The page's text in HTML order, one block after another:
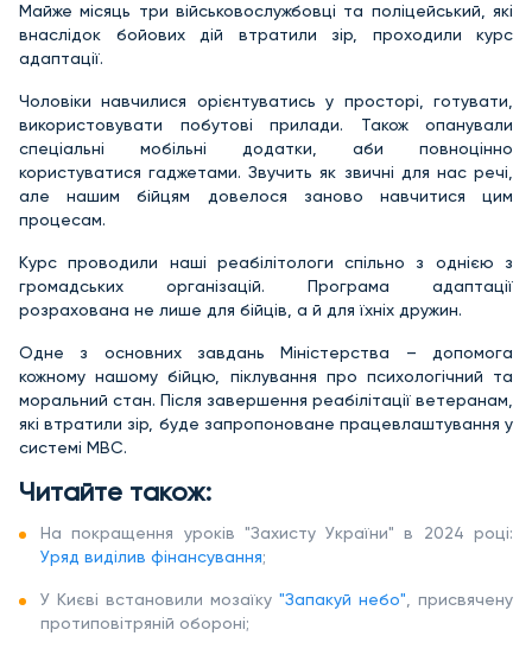
Майже місяць три військовослужбовці та поліцейський, які
внаслідок бойових дій втратили зір, проходили курс
адаптації.
Чоловіки навчилися орієнтуватись у просторі, готувати,
використовувати побутові прилади. Також опанували
спеціальні мобільні додатки, аби повноцінно
користуватися гаджетами. Звучить як звичні для нас речі,
але нашим бійцям довелося заново навчитися цим
процесам.
Курс проводили наші реабілітологи спільно з однією з
громадських організацій. Програма адаптації
розрахована не лише для бійців, а й для їхніх дружин.
Одне з основних завдань Міністерства – допомога
кожному нашому бійцю, піклування про психологічний та
моральний стан. Після завершення реабілітації ветеранам,
які втратили зір, буде запропоноване працевлаштування у
системі МВС.
Читайте також:
На покращення уроків "Захисту України" в 2024 році:
Уряд виділив фінансування;
У Києві встановили мозаїку "Запакуй небо" , присвячену
протиповітряній обороні;